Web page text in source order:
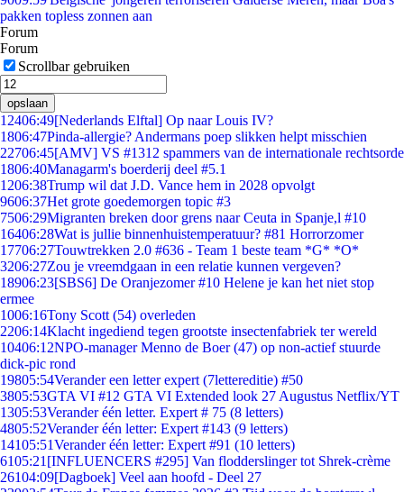
pakken topless zonnen aan
Forum
Forum
Scrollbar gebruiken
opslaan
12406:49[Nederlands Elftal] Op naar Louis IV?
1806:47Pinda-allergie? Andermans poep slikken helpt misschien
22706:45[AMV] VS #1312 spammers van de internationale rechtsorde
1806:40Managarm's boerderij deel #5.1
1206:38Trump wil dat J.D. Vance hem in 2028 opvolgt
9606:37Het grote goedemorgen topic #3
7506:29Migranten breken door grens naar Ceuta in Spanje,l #10
16406:28Wat is jullie binnenhuistemperatuur? #81 Horrorzomer
17706:27Touwtrekken 2.0 #636 - Team 1 beste team *G* *O*
3206:27Zou je vreemdgaan in een relatie kunnen vergeven?
18906:23[SBS6] De Oranjezomer #10 Helene je kan het niet stop
ermee
1006:16Tony Scott (54) overleden
2206:14Klacht ingediend tegen grootste insectenfabriek ter wereld
10406:12NPO-manager Menno de Boer (47) op non-actief stuurde
dick-pic rond
19805:54Verander een letter expert (7lettereditie) #50
3805:53GTA VI #12 GTA VI Extended look 27 Augustus Netflix/YT
1305:53Verander één letter. Expert # 75 (8 letters)
4805:52Verander één letter: Expert #143 (9 letters)
14105:51Verander één letter: Expert #91 (10 letters)
6105:21 [INFLUENCERS #295] Van flodderslinger tot Shrek-crème
26104:09[Dagboek] Veel aan hoofd - Deel 27